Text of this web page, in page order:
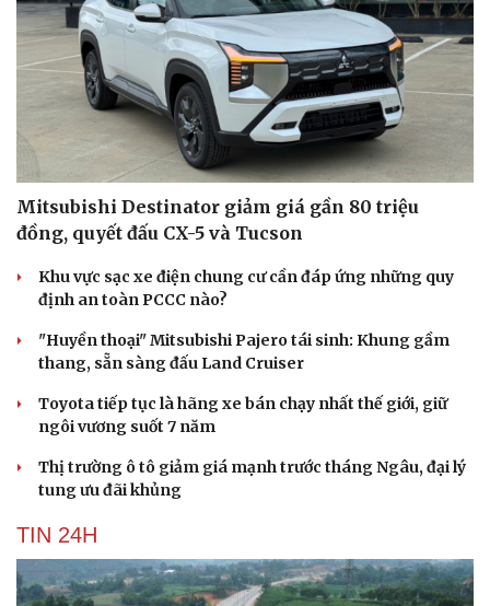
Du lịch
Săn Tour
check-in
Podcast
Câu chuyện thời sự
Đọc truyện đêm khuya
Cửa sổ tình yêu
Kể chuyện cho bé
Hạt giống tâm hồn
Mitsubishi Destinator giảm giá gần 80 triệu
đồng, quyết đấu CX-5 và Tucson
Khu vực sạc xe điện chung cư cần đáp ứng những quy
định an toàn PCCC nào?
"Huyền thoại" Mitsubishi Pajero tái sinh: Khung gầm
thang, sẵn sàng đấu Land Cruiser
Toyota tiếp tục là hãng xe bán chạy nhất thế giới, giữ
ngôi vương suốt 7 năm
Thị trường ô tô giảm giá mạnh trước tháng Ngâu, đại lý
tung ưu đãi khủng
TIN 24H